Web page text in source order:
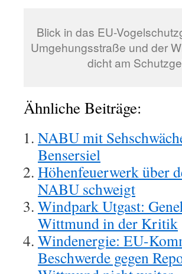
Blick in das EU-
Umgehungsstraße und der
dicht am
Ähnliche Beiträge:
NABU mit
Bensersiel
Höhenfeuerwerk über
NABU schweigt
Windpark Utgast:
Wittmund in der Kritik
Windenergie: EU-
Beschwerde gegen